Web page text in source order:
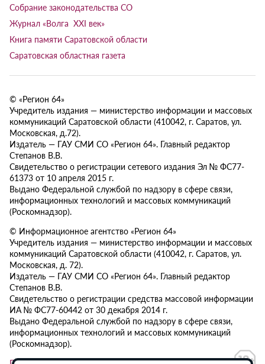
Собрание законодательства СО
Журнал «Волга XXI век»
Книга памяти Саратовской области
Саратовская областная газета
© «Регион 64»
Учредитель издания — министерство информации и массовых
коммуникаций Саратовской области (410042, г. Саратов, ул.
Московская, д.72).
Издатель — ГАУ СМИ СО «Регион 64». Главный редактор
Степанов В.В.
Свидетельство о регистрации сетевого издания Эл № ФС77-
61373 от 10 апреля 2015 г.
Выдано Федеральной службой по надзору в сфере связи,
информационных технологий и массовых коммуникаций
(Роскомнадзор).
© Информационное агентство «Регион 64»
Учредитель издания — министерство информации и массовых
коммуникаций Саратовской области (410042, г. Саратов, ул.
Московская, д. 72).
Издатель — ГАУ СМИ СО «Регион 64». Главный редактор
Степанов В.В.
Свидетельство о регистрации средства массовой информации
ИА № ФС77-60442 от 30 декабря 2014 г.
Выдано Федеральной службой по надзору в сфере связи,
информационных технологий и массовых коммуникаций
(Роскомнадзор).